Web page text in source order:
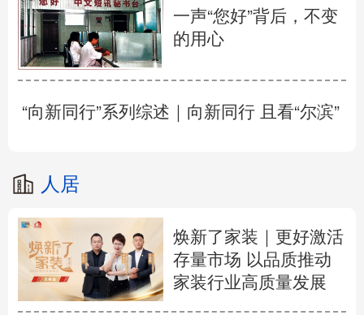
一声“您好”背后，不变
的用心
“向新同行”系列综述｜向新同行 且看“尔滨”
人居
焕新了家装｜更好激活
存量市场 以品质推动
家装行业高质量发展